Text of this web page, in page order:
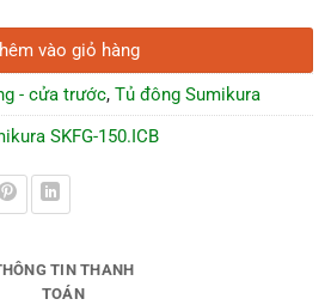
vào giỏ hàng
- cửa trước, Tủ đông Sumikura
SKFG-150.ICB
TIN THANH
TOÁN